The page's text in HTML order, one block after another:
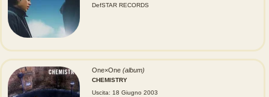
DefSTAR RECORDS
One×One (album)
CHEMISTRY
Uscita: 18 Giugno 2003